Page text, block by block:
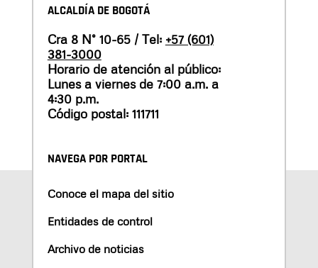
ALCALDÍA DE BOGOTÁ
Cra 8 N° 10-65 / Tel: +57 (601)
381-3000
Horario de atención al público:
Lunes a viernes de 7:00 a.m. a
4:30 p.m.
Código postal: 111711
NAVEGA POR PORTAL
Conoce el mapa del sitio
Entidades de control
Archivo de noticias